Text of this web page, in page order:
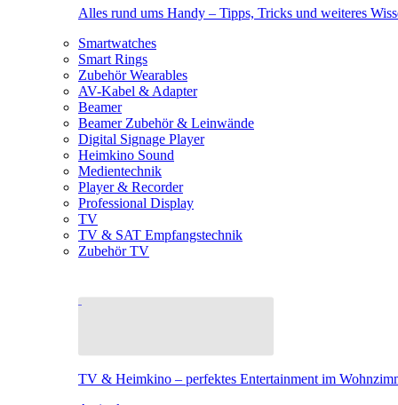
Alles rund ums Handy – Tipps, Tricks und weiteres
Smartwatches
Smart Rings
Zubehör Wearables
AV-Kabel & Adapter
Beamer
Beamer Zubehör & Leinwände
Digital Signage Player
Heimkino Sound
Medientechnik
Player & Recorder
Professional Display
TV
TV & SAT Empfangstechnik
Zubehör TV
TV & Heimkino – perfektes Entertainment im